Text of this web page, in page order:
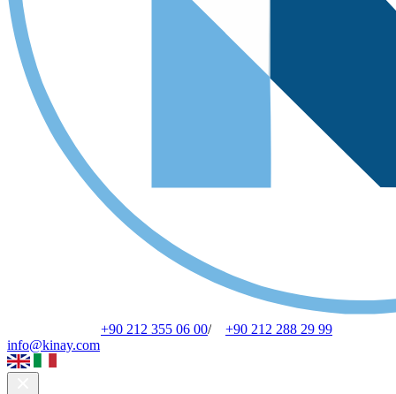
+90 212 355 06 00/
+90 212 288 29 99
info@kinay.com